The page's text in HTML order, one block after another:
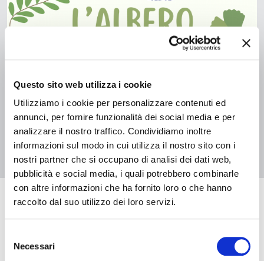
Questo sito web utilizza i cookie
Utilizziamo i cookie per personalizzare contenuti ed
annunci, per fornire funzionalità dei social media e per
analizzare il nostro traffico. Condividiamo inoltre
informazioni sul modo in cui utilizza il nostro sito con i
nostri partner che si occupano di analisi dei dati web,
pubblicità e social media, i quali potrebbero combinarle
con altre informazioni che ha fornito loro o che hanno
raccolto dal suo utilizzo dei loro servizi.
delNecessari
04 luglio 2026 - 29 agosto 2026, Biblioteca Casa Niccolini
L’Albero delle storie 2026 – Biblioteca Casa Niccolini
1 2
Eventi in arrivo